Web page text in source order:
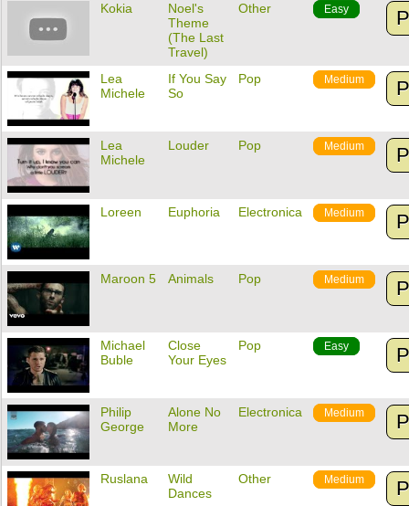
Kokia
Noel's
Theme
(The Last
Travel)
Other Easy
Lea
Michele
If You Say
So
Pop Medium
Lea
Michele
Louder Pop Medium
Loreen Euphoria Electronica Medium
Maroon 5 Animals Pop Medium
Michael
Buble
Close
Your Eyes
Pop Easy
Philip
George
Alone No
More
Electronica Medium
Ruslana
Wild
Dances
Other Medium